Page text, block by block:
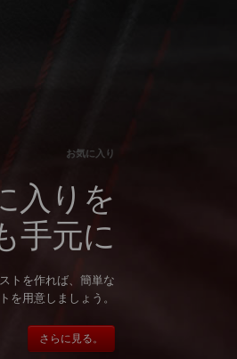
お気に入り
入りを
手元に
トを作れば、簡単な
を用意しましょう。
さらに見る。